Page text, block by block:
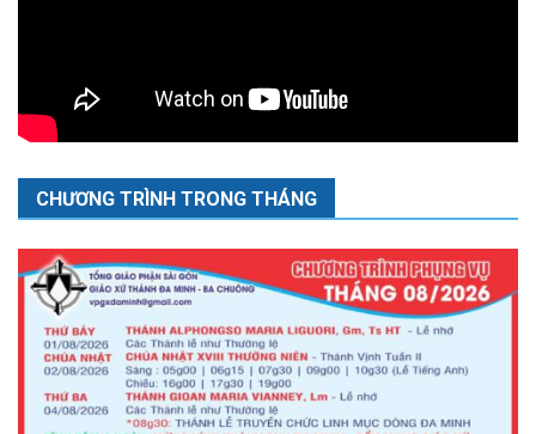
CHƯƠNG TRÌNH TRONG THÁNG